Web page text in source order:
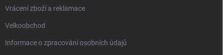
Vrácení zboží a reklamace
Velkoobchod
Informace o zpracování osobních údajů